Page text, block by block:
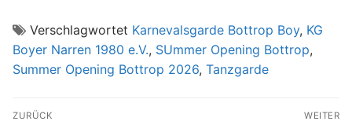
Verschlagwortet Karnevalsgarde Bottrop Boy, KG
Boyer Narren 1980 e.V., SUmmer Opening Bottrop,
Summer Opening Bottrop 2026, Tanzgarde
Beitragsnavigation
ZURÜCK WEITER